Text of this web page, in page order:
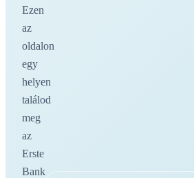
Ezen
az
oldalon
egy
helyen
találod
meg
az
Erste
Bank